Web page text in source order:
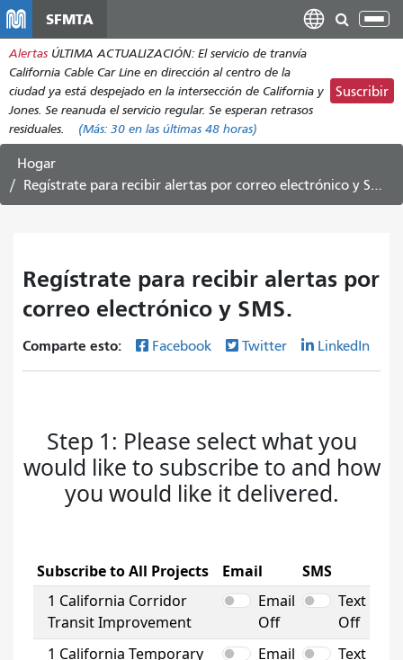
contenido
principal
SFMTA
Alertas ÚLTIMA ACTUALIZACIÓN: El servicio de tranvía
California Cable Car Line en dirección al centro de la
ciudad ya está despejado en la intersección de California y
Jones. Se reanuda el servicio regular. Se esperan retrasos
residuales.
(Más: 30 en las últimas 48 horas)
Suscribir
Hogar
Regístrate para recibir alertas por correo electrónico y SMS.
Regístrate para recibir alertas por
correo electrónico y SMS.
Comparte esto: Facebook Twitter LinkedIn